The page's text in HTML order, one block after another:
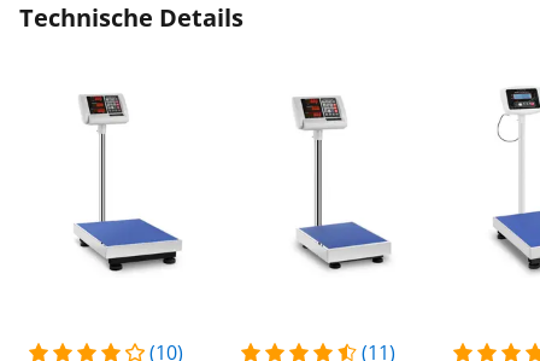
Technische Details
(10) (11)